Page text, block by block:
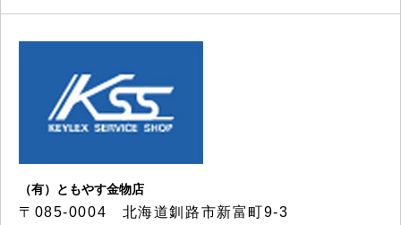
（有）ともやす金物店
〒085-0004 北海道釧路市新富町9-3